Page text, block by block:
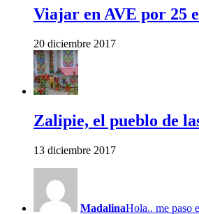
Viajar en AVE por 25
20 diciembre 2017
Zalipie, el pueblo de
13 diciembre 2017
MadalinaHola.. me paso